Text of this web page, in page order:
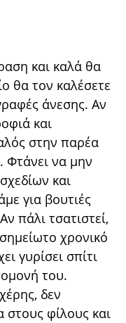
και καλά θα
θα τον καλέσετε
άνεσης. Αν
και
στην παρέα
Φτάνει να μην
και
για βουτιές
πάλι τσατιστεί,
χρονικό
γυρίσει σπίτι
του.
δεν
στους φίλους και